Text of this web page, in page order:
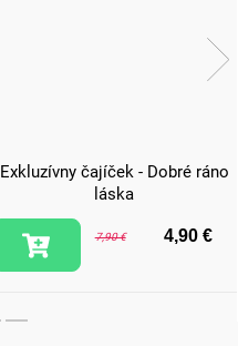
Exkluzívny čajíček - Dobré ráno
láska
7,90 € 4,90 €